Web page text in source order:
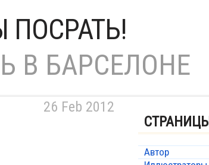
ПОСРАТЬ!
В БАРСЕЛОНЕ
26 Feb 2012
СТРАНИЦЫ
Автор